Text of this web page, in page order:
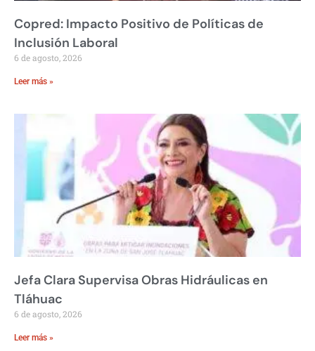
Copred: Impacto Positivo de Políticas de
Inclusión Laboral
6 de agosto, 2026
Leer más »
Jefa Clara Supervisa Obras Hidráulicas en
Tláhuac
6 de agosto, 2026
Leer más »